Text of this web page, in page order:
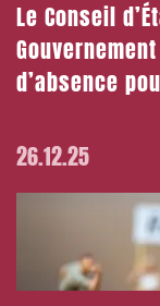
Le Conseil
d’absence
26.12.25